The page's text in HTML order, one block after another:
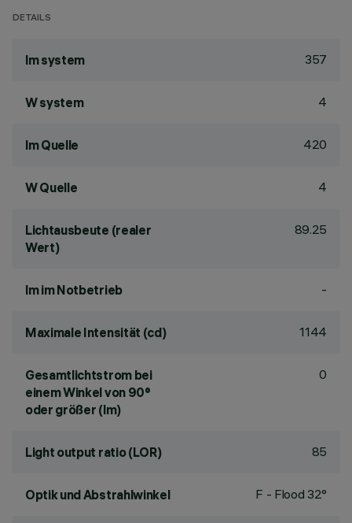
DETAILS
lm system 357
W system 4
lm Quelle 420
W Quelle 4
Lichtausbeute (realer
Wert)
89.25
lm im Notbetrieb -
Maximale Intensität (cd) 1144
Gesamtlichtstrom bei
einem Winkel von 90°
oder größer (lm)
0
Light output ratio (LOR) 85
Optik und Abstrahlwinkel F - Flood 32°